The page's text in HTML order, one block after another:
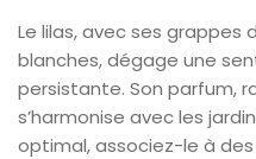
Le lilas, avec ses grappes
blanches, dégage une
persistante. Son parfum,
s’harmonise avec les
optimal, associez-le à